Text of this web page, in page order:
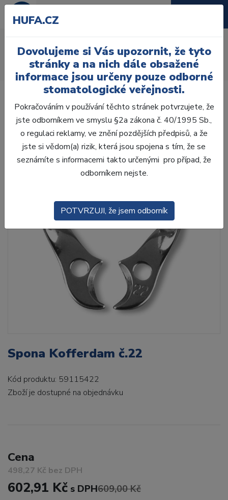
Úvod Ordinace Endodoncie Kofferdam
Spony
Spony na premoláry
Spona Kofferdam č.22
Spona Kofferdam č.22
Kód produktu: 59115422
Zboží je dostupné na objednávku
Cena
498,27 Kč bez DPH
602,91 Kč s DPH609,00 Kč
HUFA.CZ
Dovolujeme si Vás upozornit, že tyto
stránky a na nich dále obsažené
informace jsou určeny pouze odborné
stomatologické veřejnosti.
Pokračováním v používání těchto stránek potvrzujete, že
jste odborníkem ve smyslu §2a zákona č. 40/1995 Sb.,
o regulaci reklamy, ve znění pozdějších předpisů, a že
jste si vědom(a) rizik, která jsou spojena s tím, že se
seznámíte s informacemi takto určenými pro případ, že
odborníkem nejste.
POTVRZUJI, že jsem odborník